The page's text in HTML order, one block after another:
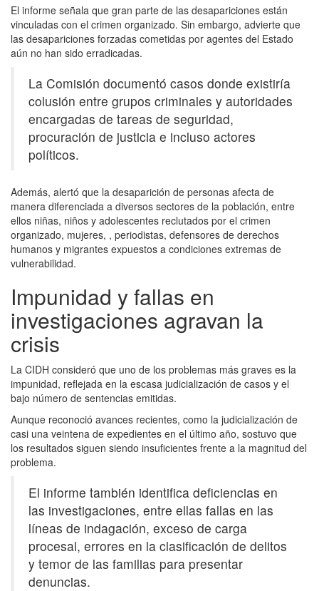
El informe señala que gran parte de las desapariciones están
vinculadas con el crimen organizado. Sin embargo, advierte que
las desapariciones forzadas cometidas por agentes del Estado
aún no han sido erradicadas.
La Comisión documentó casos donde existiría
colusión entre grupos criminales y autoridades
encargadas de tareas de seguridad,
procuración de justicia e incluso actores
políticos.
Además, alertó que la desaparición de personas afecta de
manera diferenciada a diversos sectores de la población, entre
ellos niñas, niños y adolescentes reclutados por el crimen
organizado, mujeres, , periodistas, defensores de derechos
humanos y migrantes expuestos a condiciones extremas de
vulnerabilidad.
Impunidad y fallas en
investigaciones agravan la
crisis
La CIDH consideró que uno de los problemas más graves es la
impunidad, reflejada en la escasa judicialización de casos y el
bajo número de sentencias emitidas.
Aunque reconoció avances recientes, como la judicialización de
casi una veintena de expedientes en el último año, sostuvo que
los resultados siguen siendo insuficientes frente a la magnitud del
problema.
El informe también identifica deficiencias en
las investigaciones, entre ellas fallas en las
líneas de indagación, exceso de carga
procesal, errores en la clasificación de delitos
y temor de las familias para presentar
denuncias.